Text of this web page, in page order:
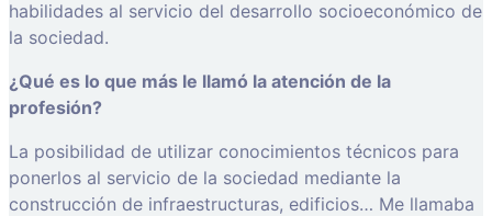
habilidades al servicio del desarrollo socioeconómico de
la sociedad.
¿Qué es lo que más le llamó la atención de la
profesión?
La posibilidad de utilizar conocimientos técnicos para
ponerlos al servicio de la sociedad mediante la
construcción de infraestructuras, edificios… Me llamaba